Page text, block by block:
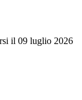
il 09 luglio 2026